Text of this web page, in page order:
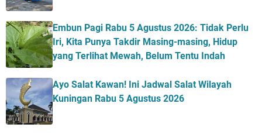
Embun Pagi Rabu 5 Agustus 2026: Tidak Perlu
Iri, Kita Punya Takdir Masing-masing, Hidup
yang Terlihat Mewah, Belum Tentu Indah
Ayo Salat Kawan! Ini Jadwal Salat Wilayah
Kuningan Rabu 5 Agustus 2026